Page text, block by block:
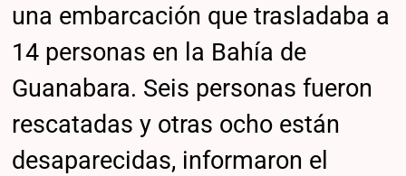
una embarcación que trasladaba a
14 personas en la Bahía de
Guanabara. Seis personas fueron
rescatadas y otras ocho están
desaparecidas, informaron el